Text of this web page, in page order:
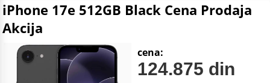
iPhone 17e 512GB Black Cena Prodaja
Akcija
cena:
124.875 din